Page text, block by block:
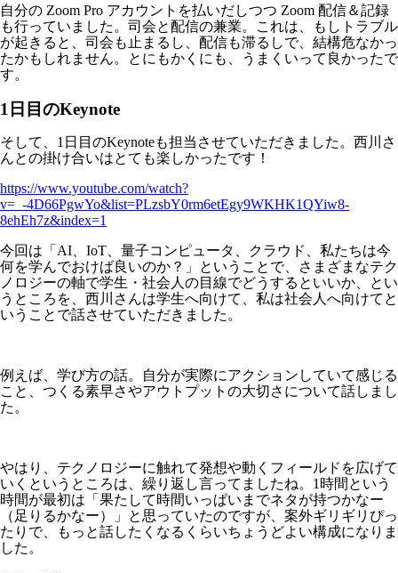
自分の Zoom Pro アカウントを払いだしつつ Zoom 配信＆記録
も行っていました。司会と配信の兼業。これは、もしトラブル
が起きると、司会も止まるし、配信も滞るしで、結構危なかっ
たかもしれません。とにもかくにも、うまくいって良かったで
す。
1日目のKeynote
そして、1日目のKeynoteも担当させていただきました。西川さ
んとの掛け合いはとても楽しかったです！
https://www.youtube.com/watch?
v=_-4D66PgwYo&list=PLzsbY0rm6etEgy9WKHK1QYiw8-
8ehEh7z&index=1
今回は「AI、IoT、量子コンピュータ、クラウド、私たちは今
何を学んでおけば良いのか？」ということで、さまざまなテク
ノロジーの軸で学生・社会人の目線でどうするといいか、とい
うところを、西川さんは学生へ向けて、私は社会人へ向けてと
いうことで話させていただきました。
例えば、学び方の話。自分が実際にアクションしていて感じる
こと、つくる素早さやアウトプットの大切さについて話しまし
た。
やはり、テクノロジーに触れて発想や動くフィールドを広げて
いくというところは、繰り返し言ってましたね。1時間という
時間が最初は「果たして時間いっぱいまでネタが持つかなー
（足りるかなー）」と思っていたのですが、案外ギリギリぴっ
たりで、もっと話したくなるくらいちょうどよい構成になりま
した。